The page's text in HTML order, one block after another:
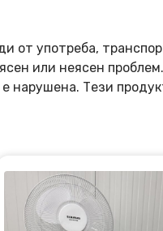
от употреба,
или неясен
нарушена. Тези